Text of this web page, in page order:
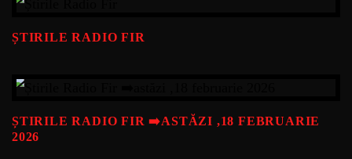
ȘTIRILE RADIO FIR
ȘTIRILE RADIO FIR ➡️ASTĂZI ,18 FEBRUARIE
2026